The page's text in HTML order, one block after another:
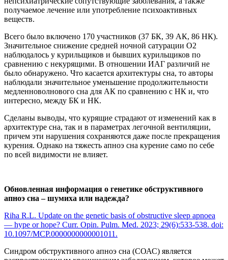
получаемое лечение или употребление психоактивных
веществ.
Всего было включено 170 участников (37 БК, 39 AК, 86 НК).
Значительное снижение средней ночной сатурации O2
наблюдалось у курильщиков и бывших курильщиков по
сравнению с некурящими. В отношении ИАГ различий не
было обнаружено. Что касается архитектуры сна, то авторы
наблюдали значительное уменьшение продолжительности
медленноволнового сна для AК по сравнению с НК и, что
интересно, между БК и НК.
Сделаны выводы, что курящие страдают от изменений как в
архитектуре сна, так и в параметрах легочной вентиляции,
причем эти нарушения сохраняются даже после прекращения
курения. Однако на тяжесть апноэ сна курение само по себе
по всей видимости не влияет.
Обновленная информация о генетике обструктивного
апноэ сна – шумиха или надежда?
Riha R.L. Update on the genetic basis of obstructive sleep apnoea
— hype or hope? Curr. Opin. Pulm. Med. 2023; 29(6):533-538. doi:
10.1097/MCP.0000000000001011.
Синдром обструктивного апноэ сна (СОАС) является